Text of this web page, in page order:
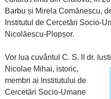
Barbu și Mirela Comănescu,
Institutul de Cercetări Socio-
Nicolăescu-Plopșor.
Vor lua cuvântul C. S. II dr.
Nicolae Mihai, istoric,
membri ai Institutului de
Cercetări Socio-Umane